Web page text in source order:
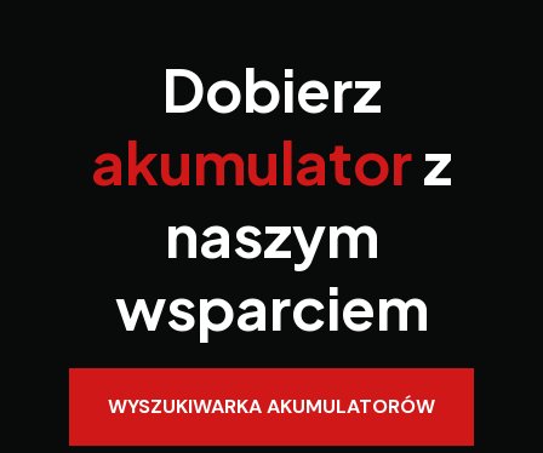
Dobierz
akumulatorz
naszym
wsparciem
WYSZUKIWARKA AKUMULATORÓW